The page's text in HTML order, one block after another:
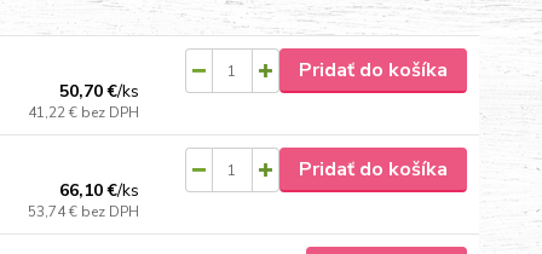
50,70 €/ks
41,22 € bez DPH
Pridať do košíka
66,10 €/ks
53,74 € bez DPH
Pridať do košíka